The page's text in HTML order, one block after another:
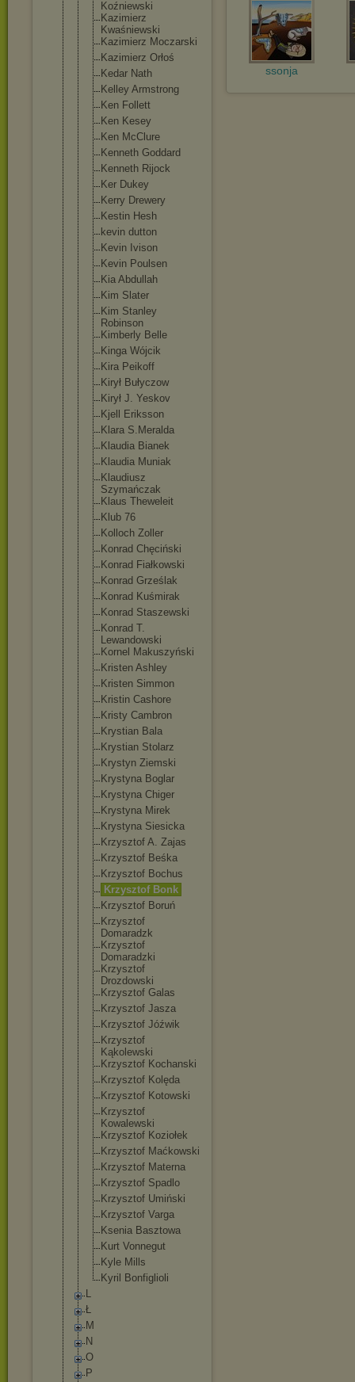
Koźniewski
Kazimierz
Kwaśniewski
Kazimierz Moczarski
Kazimierz Orłoś
Kedar Nath
Kelley Armstrong
Ken Follett
Ken Kesey
Ken McClure
Kenneth Goddard
Kenneth Rijock
Ker Dukey
Kerry Drewery
Kestin Hesh
kevin dutton
Kevin Ivison
Kevin Poulsen
Kia Abdullah
Kim Slater
Kim Stanley
Robinson
Kimberly Belle
Kinga Wójcik
Kira Peikoff
Kirył Bułyczow
Kirył J. Yeskov
Kjell Eriksson
Klara S.Meralda
Klaudia Bianek
Klaudia Muniak
Klaudiusz
Szymańczak
Klaus Theweleit
Klub 76
Kolloch Zoller
Konrad Chęciński
Konrad Fiałkowski
Konrad Grześlak
Konrad Kuśmirak
Konrad Staszewski
Konrad T.
Lewandowski
Kornel Makuszyński
Kristen Ashley
Kristen Simmon
Kristin Cashore
Kristy Cambron
Krystian Bala
Krystian Stolarz
Krystyn Ziemski
Krystyna Boglar
Krystyna Chiger
Krystyna Mirek
Krystyna Siesicka
Krzysztof A. Zajas
Krzysztof Beśka
Krzysztof Bochus
Krzysztof Bonk
Krzysztof Boruń
Krzysztof
Domaradzk
Krzysztof
Domaradzki
Krzysztof
Drozdowski
Krzysztof Galas
Krzysztof Jasza
Krzysztof Jóźwik
Krzysztof
Kąkolewski
Krzysztof Kochanski
Krzysztof Kolęda
Krzysztof Kotowski
Krzysztof
Kowalewski
Krzysztof Koziołek
Krzysztof Maćkowski
Krzysztof Materna
Krzysztof Spadlo
Krzysztof Umiński
Krzysztof Varga
Ksenia Basztowa
Kurt Vonnegut
Kyle Mills
Kyril Bonfiglioli
L
Ł
M
N
O
P
ssonja